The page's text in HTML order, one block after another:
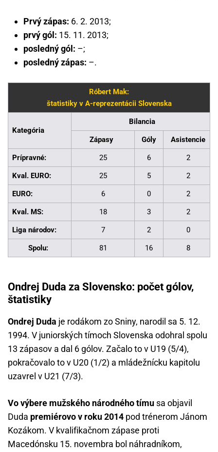
Prvý zápas: 6. 2. 2013;
prvý gól: 15. 11. 2013;
posledný gól: –;
posledný zápas: –.
Róbert Mak:
štatistiky v A-reprezentácii Slovenska
Kategória
Bilancia
Zápasy Góly Asistencie
Prípravné: 25 6 2
Kval. EURO: 25 5 2
EURO: 6 0 2
Kval. MS: 18 3 2
Liga národov: 7 2 0
Spolu: 81 16 8
Ondrej Duda za Slovensko: počet gólov,
štatistiky
Ondrej Duda je rodákom zo Sniny, narodil sa 5. 12.
1994. V juniorských tímoch Slovenska odohral spolu
13 zápasov a dal 6 gólov. Začalo to v U19 (5/4),
pokračovalo to v U20 (1/2) a mládežnícku kapitolu
uzavrel v U21 (7/3).
Vo výbere mužského národného tímu sa objavil
Duda premiérovo v roku 2014 pod trénerom Jánom
Kozákom. V kvalifikačnom zápase proti
Macedónsku 15. novembra bol náhradníkom,